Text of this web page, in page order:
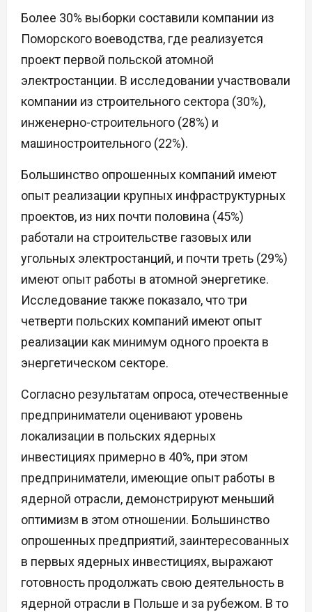
Более 30% выборки составили компании из
Поморского воеводства, где реализуется
проект первой польской атомной
электростанции. В исследовании участвовали
компании из строительного сектора (30%),
инженерно-строительного (28%) и
машиностроительного (22%).
Большинство опрошенных компаний имеют
опыт реализации крупных инфраструктурных
проектов, из них почти половина (45%)
работали на строительстве газовых или
угольных электростанций, и почти треть (29%)
имеют опыт работы в атомной энергетике.
Исследование также показало, что три
четверти польских компаний имеют опыт
реализации как минимум одного проекта в
энергетическом секторе.
Согласно результатам опроса, отечественные
предприниматели оценивают уровень
локализации в польских ядерных
инвестициях примерно в 40%, при этом
предприниматели, имеющие опыт работы в
ядерной отрасли, демонстрируют меньший
оптимизм в этом отношении. Большинство
опрошенных предприятий, заинтересованных
в первых ядерных инвестициях, выражают
готовность продолжать свою деятельность в
ядерной отрасли в Польше и за рубежом. В то